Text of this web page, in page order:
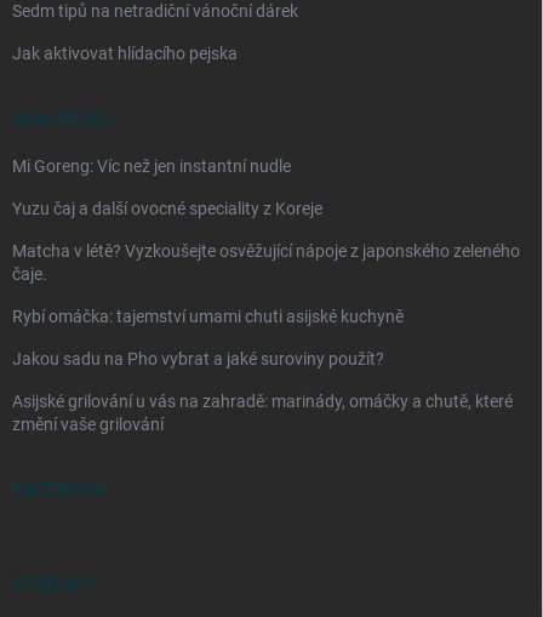
Sedm tipů na netradiční vánoční dárek
Jak aktivovat hlídacího pejska
ASIA BLOG
Mi Goreng: Víc než jen instantní nudle
Yuzu čaj a další ovocné speciality z Koreje
Matcha v létě? Vyzkoušejte osvěžující nápoje z japonského zeleného
čaje.
Rybí omáčka: tajemství umami chuti asijské kuchyně
Jakou sadu na Pho vybrat a jaké suroviny použít?
Asijské grilování u vás na zahradě: marinády, omáčky a chutě, které
změní vaše grilování
FACEBOOK
KONTAKT